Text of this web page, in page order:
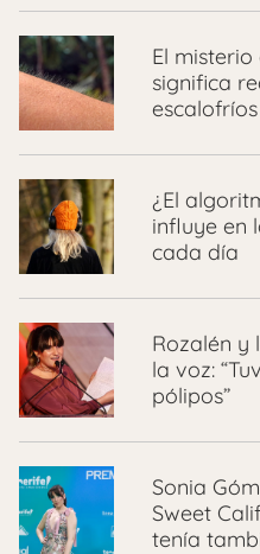
El
significa
¿El
influye en
cada día
Rozalén y
la voz:
pólipos”
Sonia
Sweet
tenía